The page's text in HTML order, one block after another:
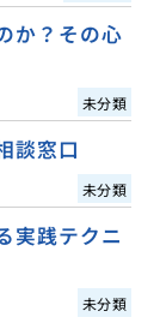
か？その心
未分類
談窓口
未分類
実践テクニ
未分類